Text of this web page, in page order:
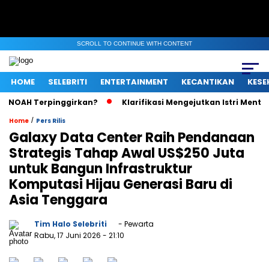
SCROLL TO CONTINUE WITH CONTENT
HOME SELEBRITI ENTERTAINMENT KECANTIKAN
Terpinggirkan? Klarifikasi Mengejutkan Istri Menteri
Home / Pers Rilis
Galaxy Data Center Raih Pendanaan
Strategis Tahap Awal US$250 Juta
untuk Bangun Infrastruktur
Komputasi Hijau Generasi Baru di
Asia Tenggara
Tim Halo Selebriti
- Pewarta
Rabu, 17 Juni 2026 - 21:10